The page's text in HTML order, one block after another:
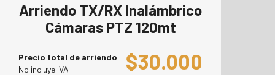
Arriendo TX/RX Inalámbrico
Cámaras PTZ 120mt
Precio total de arriendo
No incluye IVA
$30.000